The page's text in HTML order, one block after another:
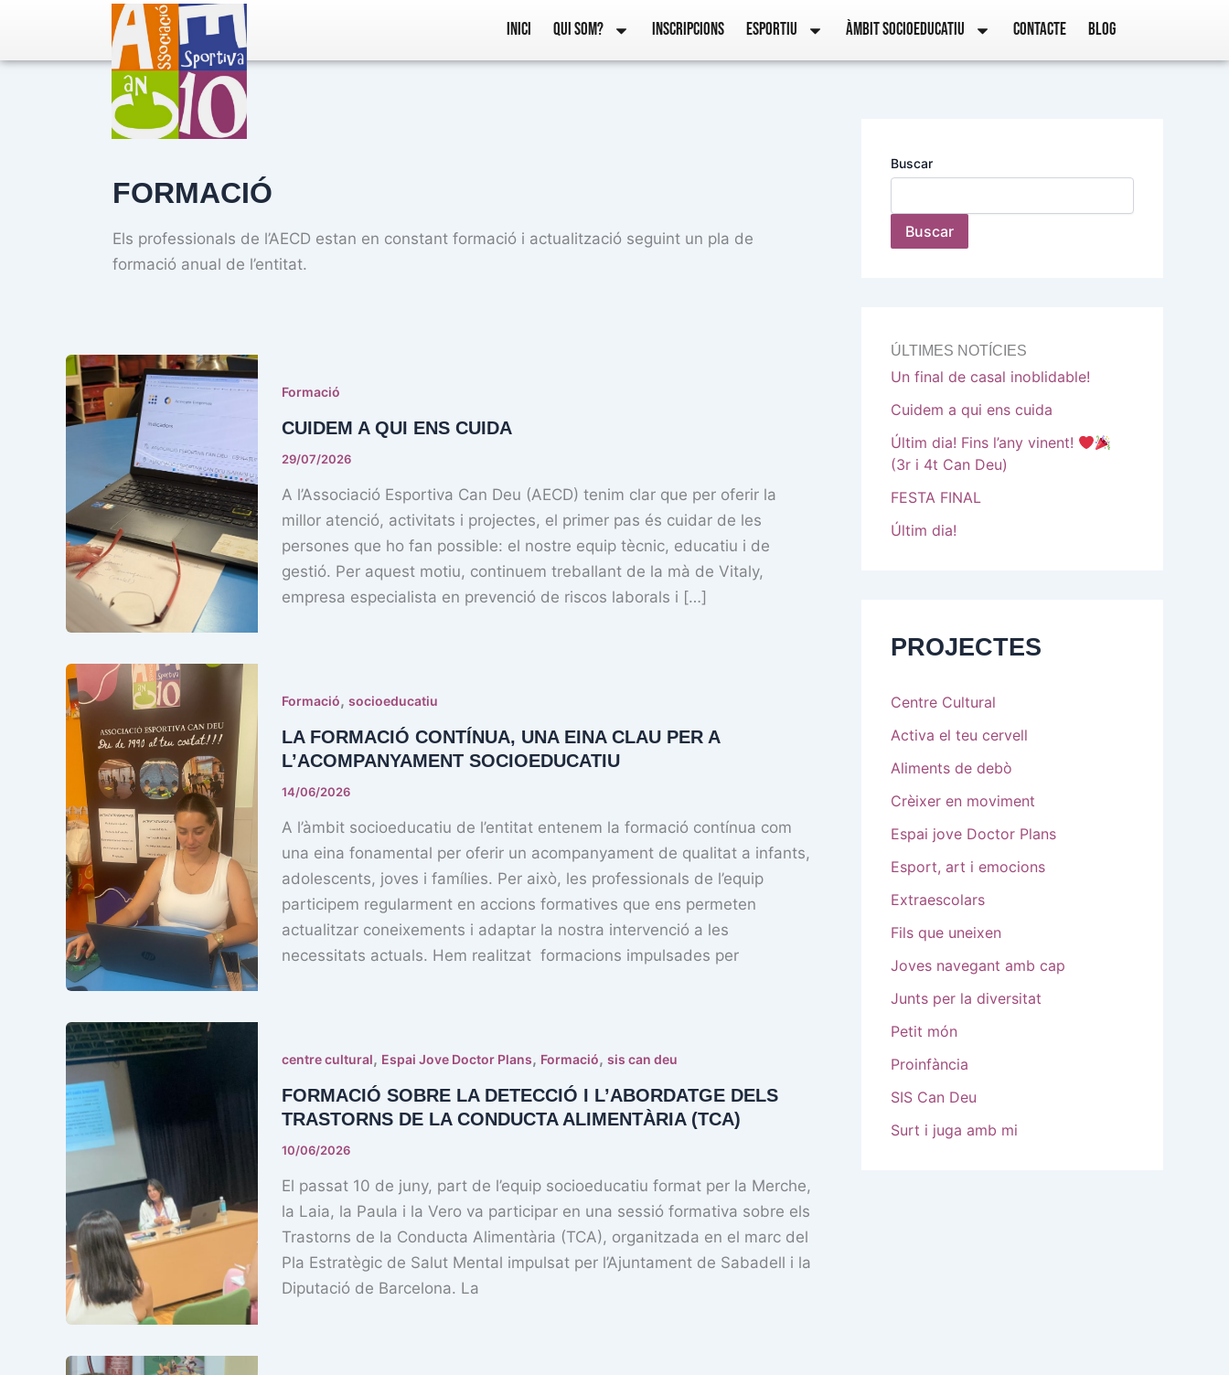
contenido
INICI QUI SOM? INSCRIPCIONS ESPORTIU ÀMBIT SOCIOEDUCATIU CONTACTE BLOG
FORMACIÓ
Els professionals de l’AECD estan en constant formació i actualització seguint un pla de
formació anual de l’entitat.
Formació
CUIDEM A QUI ENS CUIDA
29/07/2026
A l’Associació Esportiva Can Deu (AECD) tenim clar que per oferir la
millor atenció, activitats i projectes, el primer pas és cuidar de les
persones que ho fan possible: el nostre equip tècnic, educatiu i de
gestió. Per aquest motiu, continuem treballant de la mà de Vitaly,
empresa especialista en prevenció de riscos laborals i […]
Formació, socioeducatiu
LA FORMACIÓ CONTÍNUA, UNA EINA CLAU PER A
L’ACOMPANYAMENT SOCIOEDUCATIU
14/06/2026
A l’àmbit socioeducatiu de l’entitat entenem la formació contínua com
una eina fonamental per oferir un acompanyament de qualitat a infants,
adolescents, joves i famílies. Per això, les professionals de l’equip
participem regularment en accions formatives que ens permeten
actualitzar coneixements i adaptar la nostra intervenció a les
necessitats actuals. Hem realitzat formacions impulsades per
centre cultural, Espai Jove Doctor Plans, Formació, sis can deu
FORMACIÓ SOBRE LA DETECCIÓ I L’ABORDATGE DELS
TRASTORNS DE LA CONDUCTA ALIMENTÀRIA (TCA)
10/06/2026
El passat 10 de juny, part de l’equip socioeducatiu format per la Merche,
la Laia, la Paula i la Vero va participar en una sessió formativa sobre els
Trastorns de la Conducta Alimentària (TCA), organitzada en el marc del
Pla Estratègic de Salut Mental impulsat per l’Ajuntament de Sabadell i la
Diputació de Barcelona. La
Buscar
Buscar
ÚLTIMES NOTÍCIES
Un final de casal inoblidable!
Cuidem a qui ens cuida
Últim dia! Fins l’any vinent!
(3r i 4t Can Deu)
FESTA FINAL
Últim dia!
PROJECTES
Centre Cultural
Activa el teu cervell
Aliments de debò
Crèixer en moviment
Espai jove Doctor Plans
Esport, art i emocions
Extraescolars
Fils que uneixen
Joves navegant amb cap
Junts per la diversitat
Petit món
Proinfància
SIS Can Deu
Surt i juga amb mi